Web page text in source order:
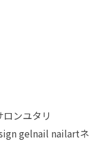
ンユタリ
gelnail nailartネ